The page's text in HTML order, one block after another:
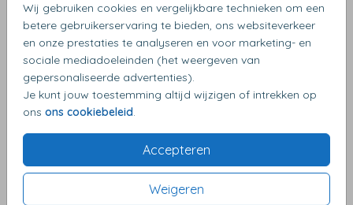
Wij gebruiken cookies en vergelijkbare technieken om een
betere gebruikerservaring te bieden, ons websiteverkeer
en onze prestaties te analyseren en voor marketing- en
sociale mediadoeleinden (het weergeven van
gepersonaliseerde advertenties).
Je kunt jouw toestemming altijd wijzigen of intrekken op
ons ons cookiebeleid.
Accepteren
Weigeren
ervoor dat je al je spulletjes gemakkelijk mee kunt nemen,
van je favoriete tijdschrift tot je zonnebrandcrème. Maar
wat deze tas echt bijzonder maakt, is de mogelijkheid om
hem helemaal naar jouw smaak te personaliseren! Of je nu
kiest voor je eigen naam, een inspirerende tekst, een
mooie print of zelfs je favoriete vakantiefoto, met deze
ook onze andere gepersonaliseerde tassen.
Shopper met naam